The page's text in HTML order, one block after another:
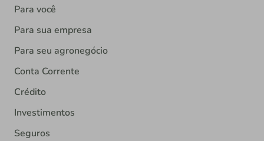
Para você
Para sua empresa
Para seu agronegócio
Conta Corrente
Crédito
Investimentos
Seguros